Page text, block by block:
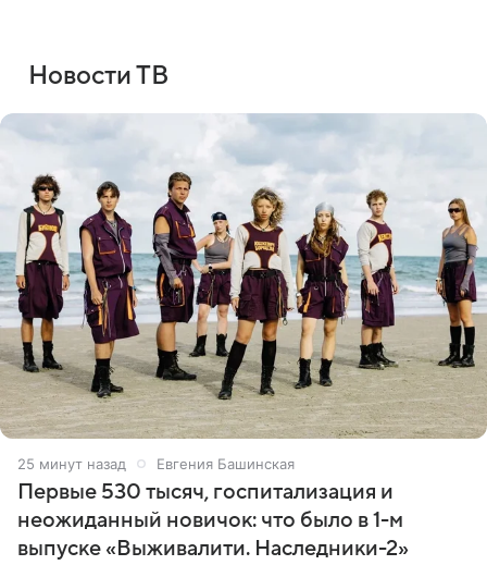
Новости ТВ
25 минут назад Евгения Башинская
Первые 530 тысяч, госпитализация и
неожиданный новичок: что было в 1-м
выпуске «Выживалити. Наследники-2»